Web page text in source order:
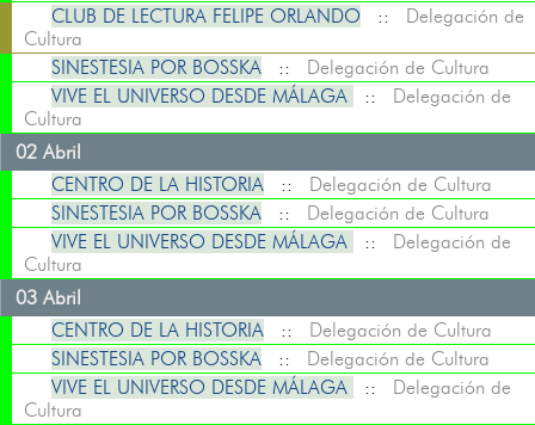
CLUB DE LECTURA FELIPE ORLANDO :: Delegación de
Cultura
SINESTESIA POR BOSSKA :: Delegación de Cultura
VIVE EL UNIVERSO DESDE MÁLAGA
:: Delegación de
Cultura
02 Abril
CENTRO DE LA HISTORIA :: Delegación de Cultura
SINESTESIA POR BOSSKA :: Delegación de Cultura
VIVE EL UNIVERSO DESDE MÁLAGA
:: Delegación de
Cultura
03 Abril
CENTRO DE LA HISTORIA :: Delegación de Cultura
SINESTESIA POR BOSSKA :: Delegación de Cultura
VIVE EL UNIVERSO DESDE MÁLAGA
:: Delegación de
Cultura